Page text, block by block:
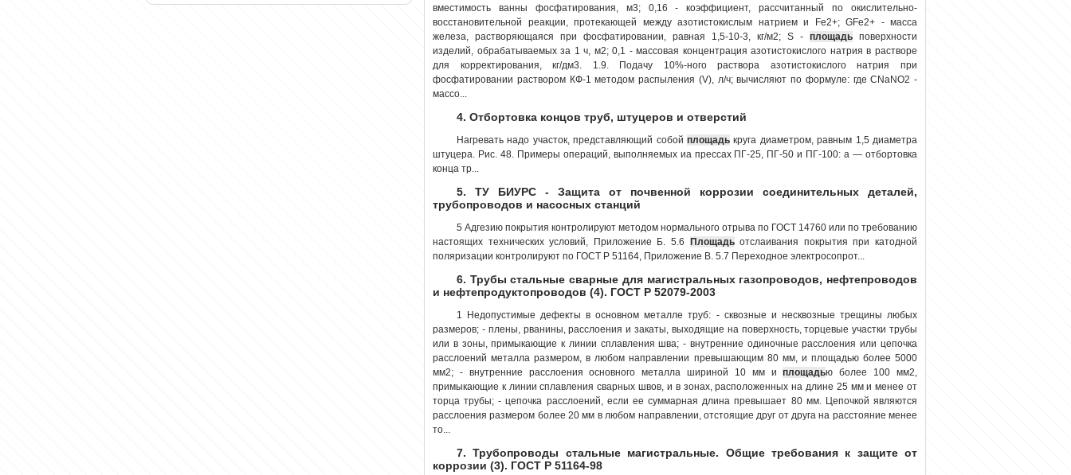
вместимость ванны фосфатирования, м3; 0,16 - коэффициент, рассчитанный по окислительно-
восстановительной реакции, протекающей между азотистокислым натрием и Fe2+; GFe2+ - масса
железа, растворяющаяся при фосфатировании, равная 1,5-10-3, кг/м2; S - площадь поверхности
изделий, обрабатываемых за 1 ч, м2; 0,1 - массовая концентрация азотистокислого натрия в растворе
для корректирования, кг/дм3. 1.9. Подачу 10%-ного раствора азотистокислого натрия при
фосфатировании раствором КФ-1 методом распыления (V), л/ч; вычисляют по формуле: где CNaNO2 -
массо...
4. Отбортовка концов труб, штуцеров и отверстий
Нагревать надо участок, представляющий собой площадь круга диаметром, равным 1,5 диаметра
штуцера. Рис. 48. Примеры операций, выполняемых иа прессах ПГ-25, ПГ-50 и ПГ-100: а — отбортовка
конца тр...
5. ТУ БИУРС - Защита от почвенной коррозии соединительных деталей,
трубопроводов и насосных станций
5 Адгезию покрытия контролируют методом нормального отрыва по ГОСТ 14760 или по требованию
настоящих технических условий, Приложение Б. 5.6 Площадьотслаивания покрытия при катодной
поляризации контролируют по ГОСТ Р 51164, Приложение В. 5.7 Переходное электросопрот...
6. Трубы стальные сварные для магистральных газопроводов, нефтепроводов
и нефтепродуктопроводов (4). ГОСТ Р 52079-2003
1 Недопустимые дефекты в основном металле труб: - сквозные и несквозные трещины любых
размеров; - плены, рванины, расслоения и закаты, выходящие на поверхность, торцевые участки трубы
или в зоны, примыкающие к линии сплавления шва; - внутренние одиночные расслоения или цепочка
расслоений металла размером, в любом направлении превышающим 80 мм, и площадью более 5000
мм2; - внутренние расслоения основного металла шириной 10 мм иплощадью более 100 мм2,
примыкающие к линии сплавления сварных швов, и в зонах, расположенных на длине 25 мм и менее от
торца трубы; - цепочка расслоений, если ее суммарная длина превышает 80 мм. Цепочкой являются
расслоения размером более 20 мм в любом направлении, отстоящие друг от друга на расстояние менее
то...
7. Трубопроводы стальные магистральные. Общие требования к защите от
коррозии (3). ГОСТ Р 51164-98